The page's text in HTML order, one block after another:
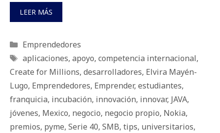
LEER MÁS
Categorías
Emprendedores
Etiquetas
aplicaciones, apoyo, competencia internacional,
Create for Millions, desarrolladores, Elvira Mayén-
Lugo, Emprendedores, Emprender, estudiantes,
franquicia, incubación, innovación, innovar, JAVA,
jóvenes, Mexico, negocio, negocio propio, Nokia,
premios, pyme, Serie 40, SMB, tips, universitarios,